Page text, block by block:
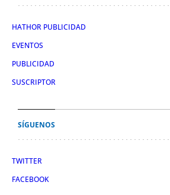
HATHOR PUBLICIDAD
EVENTOS
PUBLICIDAD
SUSCRIPTOR
SÍGUENOS
TWITTER
FACEBOOK